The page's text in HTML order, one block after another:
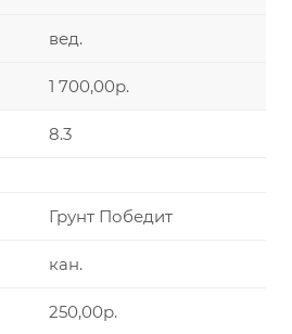
вед.
1 700,00р.
8.3
Грунт Победит
кан.
250,00р.